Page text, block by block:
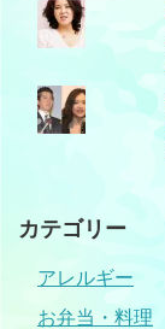
カテゴリー
アレルギー
お弁当・料理